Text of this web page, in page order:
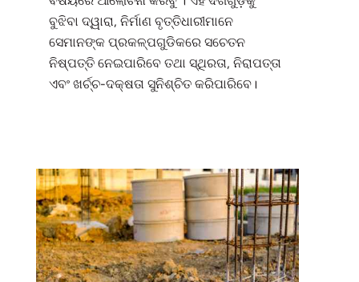
ବୁଝିବା ଦ୍ୱାରା, ନିର୍ମାଣ ବୃତ୍ତିଧାରୀମାନେ
ସେମାନଙ୍କ ପ୍ରକଳ୍ପଗୁଡିକରେ ସଚେତନ
ନିଷ୍ପତ୍ତି ନେଇପାରିବେ ତଥା ସ୍ଥିରତା, ନିରାପତ୍ତା
ଏବଂ ଖର୍ଚ୍ଚ-ଦକ୍ଷତା ସୁନିଶ୍ଚିତ କରିପାରିବେ।